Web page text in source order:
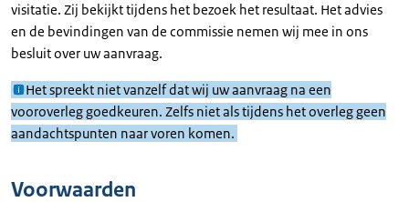
visitatie. Zij bekijkt tijdens het bezoek het resultaat. Het advies
en de bevindingen van de commissie nemen wij mee in ons
besluit over uw aanvraag.
Het spreekt niet vanzelf dat wij uw aanvraag na een
vooroverleg goedkeuren. Zelfs niet als tijdens het overleg geen
aandachtspunten naar voren komen.
Voorwaarden